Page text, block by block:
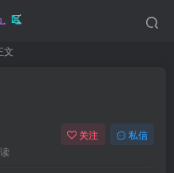
文
关注 私信